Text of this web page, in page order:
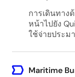
การเดินทาง
หน้าไปยัง
ใช้จ่ายประม
Maritime